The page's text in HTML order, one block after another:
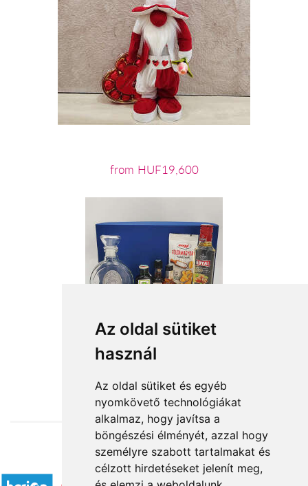
Az oldal sütiket
használ
Az oldal sütiket és egyéb
nyomkövető technológiákat
alkalmaz, hogy javítsa a
böngészési élményét, azzal hogy
személyre szabott tartalmakat és
célzott hirdetéseket jelenít meg,
from HUF19,600
Accepted payment methods